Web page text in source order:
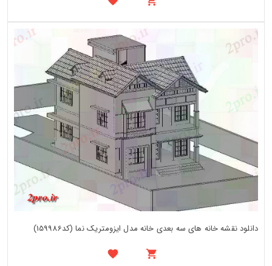
دانلود نقشه خانه های سه بعدی خانه مدل ایزومتریک نما (کد159986)